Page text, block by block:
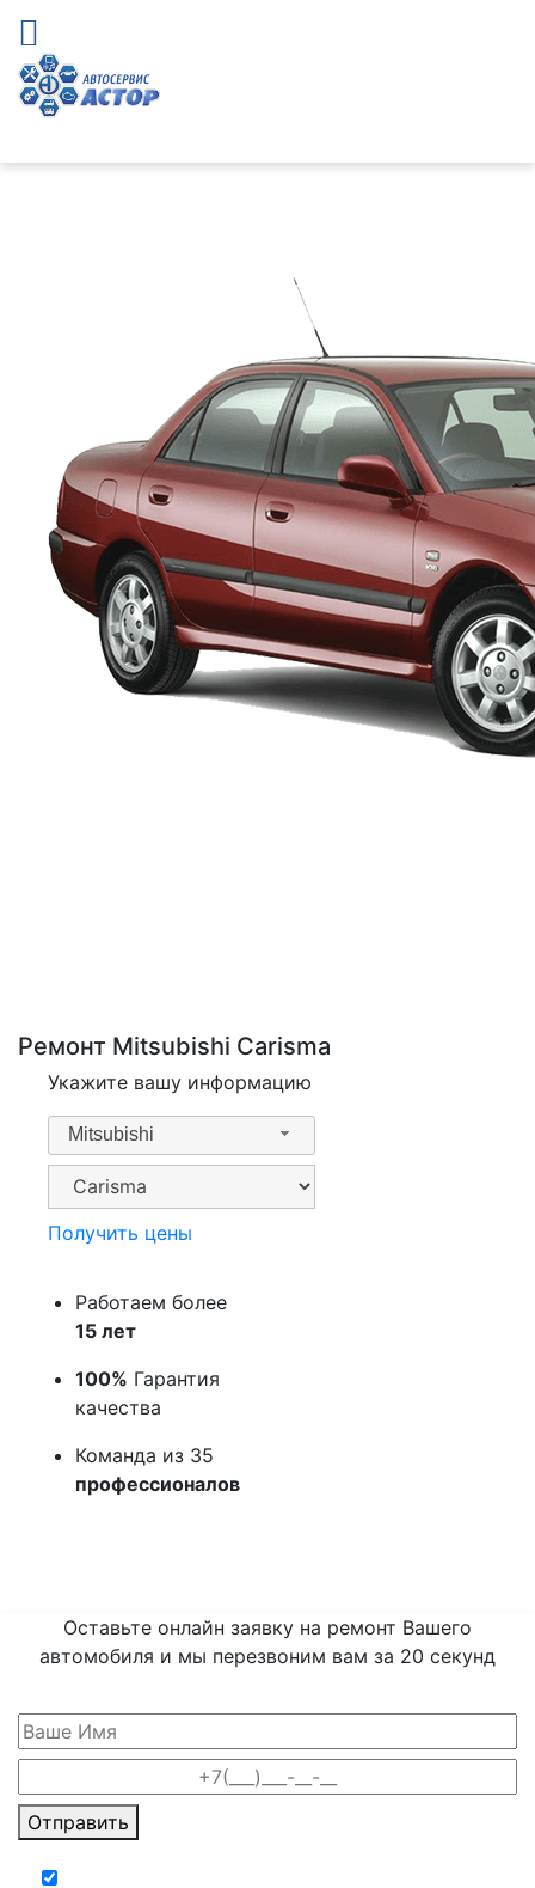
Ремонт Mitsubishi Carisma
Укажите вашу информацию
Mitsubishi
Получить цены
Работаем более
15 лет
100% Гарантия
качества
Команда из 35
профессионалов
Оставьте онлайн заявку на ремонт Вашего
автомобиля и мы перезвоним вам за 20 секунд
Отправить